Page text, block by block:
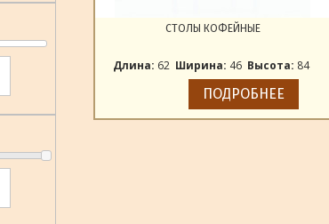
СТОЛЫ КОФЕЙНЫЕ
Длина: 62 Ширина: 46 Высота: 84
ПОДРОБНЕЕ